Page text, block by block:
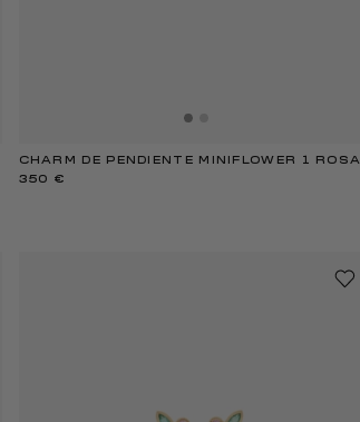
CHARM DE PENDIENTE MINIFLOWER 1 ROSA
350 €